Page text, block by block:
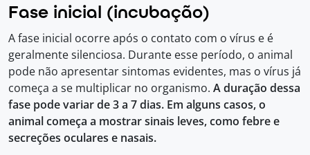
Fase inicial (incubação)
A fase inicial ocorre após o contato com o vírus e é
geralmente silenciosa. Durante esse período, o animal
pode não apresentar sintomas evidentes, mas o vírus já
começa a se multiplicar no organismo. A duração dessa
fase pode variar de 3 a 7 dias. Em alguns casos, o
animal começa a mostrar sinais leves, como febre e
secreções oculares e nasais.